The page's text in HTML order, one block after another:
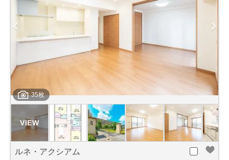
35枚
ルネ・アクシアム